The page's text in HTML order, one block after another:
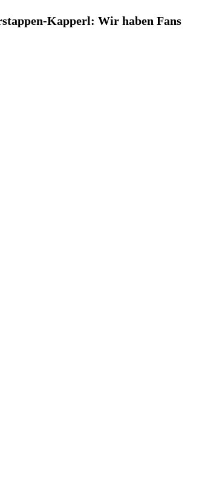
Kapperl: Wir haben Fans